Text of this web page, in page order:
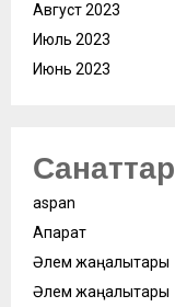
Август 2023
Июль 2023
Июнь 2023
Санаттар
aspan
Ақпарат
Әлем жаңалықтары
Әлем жаңалықтары